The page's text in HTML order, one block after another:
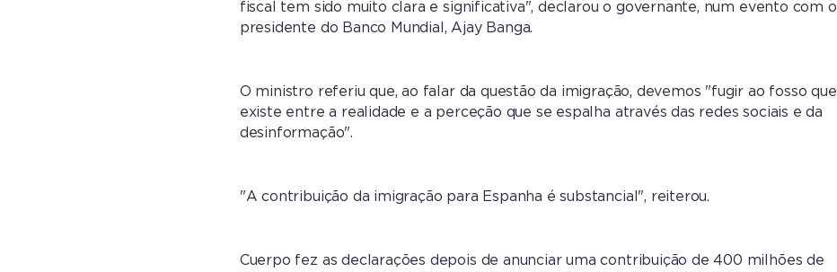
fiscal tem sido muito clara e significativa", declarou o governante, num evento com o
presidente do Banco Mundial, Ajay Banga.
O ministro referiu que, ao falar da questão da imigração, devemos "fugir ao fosso que
existe entre a realidade e a perceção que se espalha através das redes sociais e da
desinformação".
"A contribuição da imigração para Espanha é substancial", reiterou.
Cuerpo fez as declarações depois de anunciar uma contribuição de 400 milhões de